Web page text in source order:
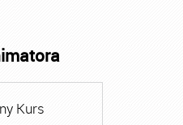
,Kurs Animatora
Kurs